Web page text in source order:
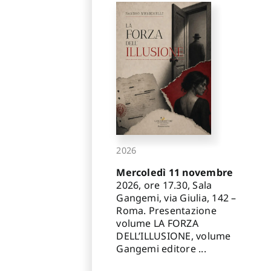
2026
Mercoledì 11 novembre
2026, ore 17.30, Sala
Gangemi, via Giulia, 142 –
Roma. Presentazione
volume LA FORZA
DELL’ILLUSIONE, volume
Gangemi editore ...